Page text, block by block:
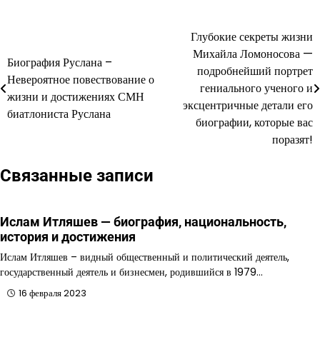
по
записям
Биография Руслана –
Невероятное повествование о
жизни и достижениях СМН
биатлониста Руслана
Глубокие секреты жизни
Михайла Ломоносова —
подробнейший портрет
гениального ученого и
эксцентричные детали его
биографии, которые вас
поразят!
Связанные записи
Ислам Итляшев — биография, национальность,
история и достижения
Ислам Итляшев – видный общественный и политический деятель,
государственный деятель и бизнесмен, родившийся в 1979…
16 февраля 2023